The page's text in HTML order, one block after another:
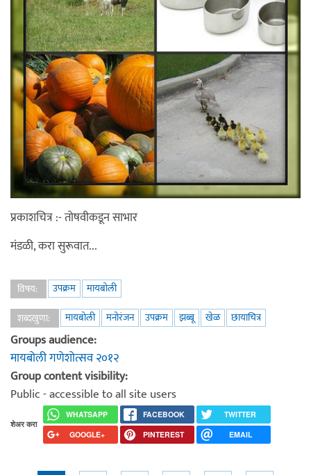
प्रकाशचित्र :- तोषवीकडून साभार
मंडळी, करा सुरूवात...
विषय: उपक्रम
मायबोली
शब्दखुणा:
मायबोली मनोरंजन उपक्रम झब्बू खेळ छायाचित्र
Groups audience:
मायबोली गणेशोत्सव २०१२
Group content visibility:
Public - accessible to all site users
शेअर करा
WHATSAPP FACEBOOK
TWITTER
GOOGLE+
PINTEREST EMAIL